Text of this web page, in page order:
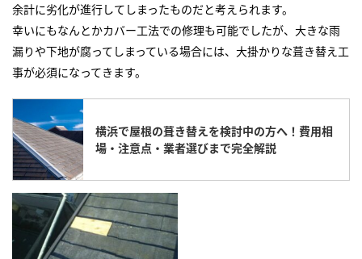
余計に劣化が進行してしまったものだと考えられます。
幸いにもなんとかカバー工法での修理も可能でしたが、大きな雨
漏りや下地が腐ってしまっている場合には、大掛かりな葺き替え工
事が必須になってきます。
横浜で屋根の葺き替えを検討中の方へ！費用相
場・注意点・業者選びまで完全解説